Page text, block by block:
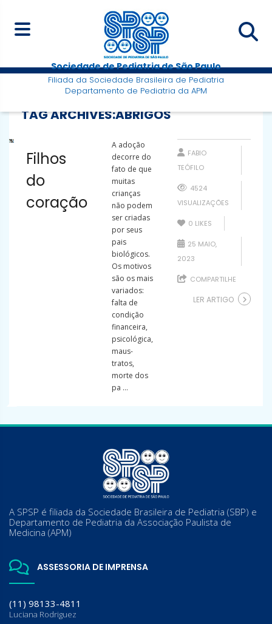
Sociedade de Pediatria de São Paulo
Filiada da Sociedade Brasileira de Pediatria
Departamento de Pediatria da APM
TAG ARCHIVES:ABRIGOS
Filhos
do
coração
A adoção
decorre do
fato de que
muitas
crianças
não podem
ser criadas
por seus
pais
biológicos.
Os motivos
são os mais
variados:
falta de
condição
financeira,
psicológica,
maus-
tratos,
morte dos
pa ...
FABIO
TEÓFILO
4524
VISUALIZAÇÕES
0 LIKES
25 MAIO,
2023
COMPARTILHE
LER ARTIGO
A SPSP é filiada da Sociedade Brasileira de Pediatria (SBP) e
Departamento de Pediatria da Associação Paulista de
Medicina (APM)
ASSESSORIA DE IMPRENSA
(11) 98133-4811
Luciana Rodriguez